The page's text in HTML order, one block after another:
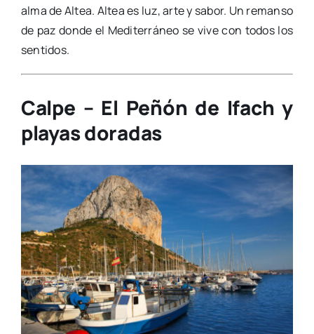
alma de Altea. Altea es luz, arte y sabor. Un remanso
de paz donde el Mediterráneo se vive con todos los
sentidos.
Calpe – El Peñón de Ifach y
playas doradas